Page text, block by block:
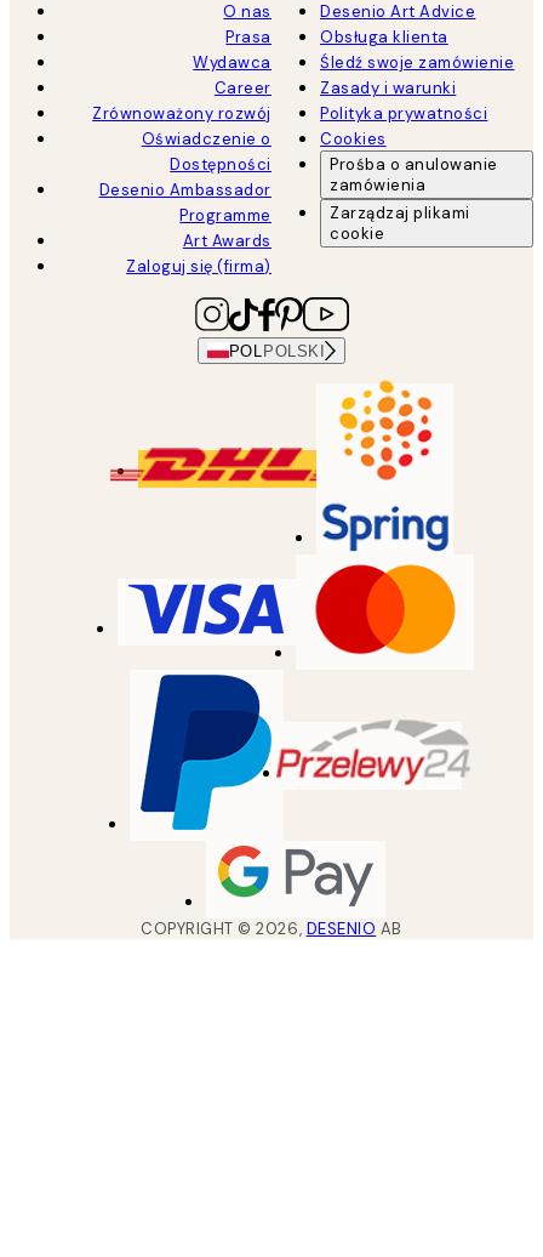
O nas
Prasa
Wydawca
Career
Zrównoważony rozwój
Oświadczenie o
Dostępności
Desenio Ambassador
Programme
Art Awards
Zaloguj się (firma)
Desenio Art Advice
Obsługa klienta
Śledź swoje zamówienie
Zasady i warunki
Polityka prywatności
Cookies
Prośba o anulowanie
zamówienia
Zarządzaj plikami
cookie
POL POLSKI
COPYRIGHT ©2026, DESENIO AB